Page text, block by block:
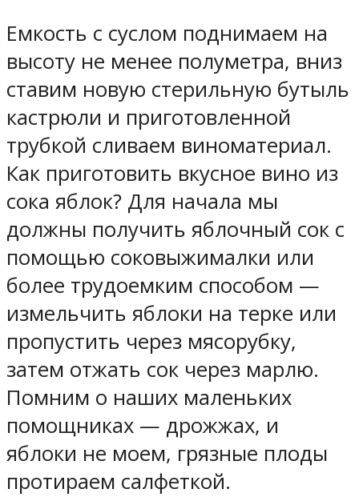
Емкость с суслом поднимаем на
высоту не менее полуметра, вниз
ставим новую стерильную бутыль
кастрюли и приготовленной
трубкой сливаем виноматериал.
Как приготовить вкусное вино из
сока яблок? Для начала мы
должны получить яблочный сок с
помощью соковыжималки или
более трудоемким способом —
измельчить яблоки на терке или
пропустить через мясорубку,
затем отжать сок через марлю.
Помним о наших маленьких
помощниках — дрожжах, и
яблоки не моем, грязные плоды
протираем салфеткой.